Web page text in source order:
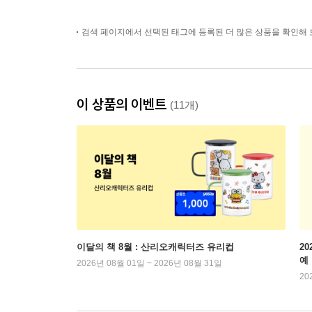
검색 페이지에서 선택된 태그에 등록된 더 많은 상품을 확인해
이 상품의 이벤트 (11개)
이달의 책 8월 : 산리오캐릭터즈 유리컵
2026년 08월 01일 ~ 2026년 08월 31일
예